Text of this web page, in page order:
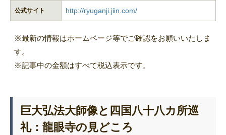
公式サイト http://ryuganji.jiin.com/
※最新の情報はホームページ等でご確認をお願いいたしま
す。
※記事中の金額はすべて税込表示です。
巨大弘法大師像と四国八十八カ所巡
礼：龍眼寺の見どころ